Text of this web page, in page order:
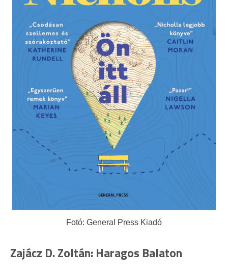
Fotó: General Press Kiadó
Zajácz D. Zoltán: Haragos Balaton